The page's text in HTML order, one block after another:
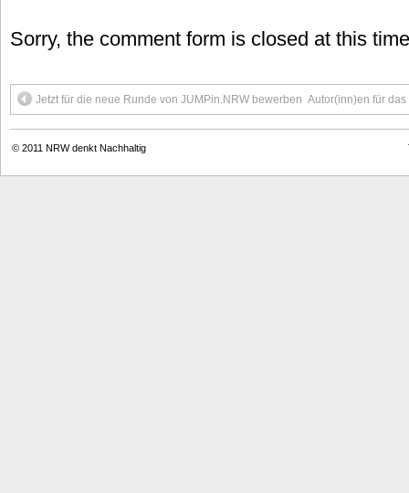
Sorry, the comment form is closed at this
Jetzt für die neue Runde von JUMPin.NRW bewerben Autor(inn)en für
© 2011 NRW denkt Nachhaltig